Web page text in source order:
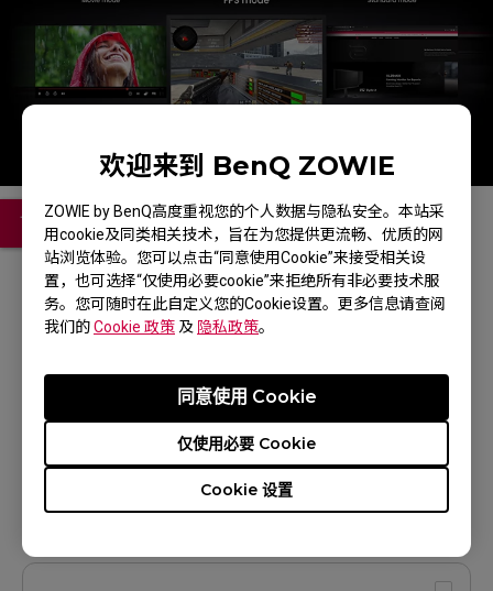
欢迎来到 BenQ ZOWIE
ZOWIE by BenQ高度重视您的个人数据与隐私安全。本站采
用cookie及同类相关技术，旨在为您提供更流畅、优质的网
站浏览体验。您可以点击“同意使用Cookie”来接受相关设
置，也可选择“仅使用必要cookie”来拒绝所有非必要技术服
务。您可随时在此自定义您的Cookie设置。更多信息请查阅
我们的Cookie 政策 及 隐私政策。
Cookie 设置
仅使用必要 Cookie
同意使用 Cookie
XQ2566X (24.1")
了解更多信息